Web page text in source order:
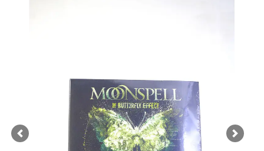
Previous Next